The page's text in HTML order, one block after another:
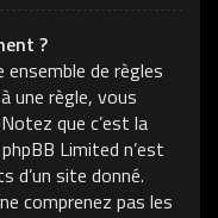
?
de règles
une règle, vous
que c’est la
Limited n’est
d’un site donné.
comprenez pas les